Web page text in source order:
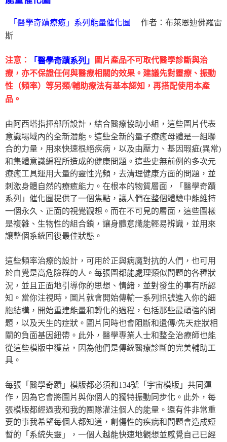
「醫學奇蹟療癒」系列能量催化圖
作者：布萊恩迪佛羅雷
斯
注意： 「醫學奇蹟系列」
圖片產品不可取代醫學診斷與治
療，亦不保證任何與醫療相關的效果。建議先對靈療、振動
性（頻率）等另類/輔助療法有基本認知，再搭配使用本產
品。
由阿西塔指揮部所設計，結合醫療協助小組，這些圖片代表
意識場域內的全新潛能。這些全新的量子療癒母體是一組聯
合的力量，用來快速根絕疾病，以及由壓力、基因瑕疵(異常)
和集體意識編程所造成的健康問題。這些史無前例的多次元
療癒工具運用大量的靈性光頻，去清理健康方面的問題，並
刺激身體自然的療癒能力。在根本的物質層面，「醫學奇蹟
系列」催化圖提供了一個焦點，讓人們在整個體驗中能維持
一個永久、正面的視覺觀想。而在不可見的層面，這些圖樣
是複雜、生物性的組合鎖，讓身體意識能輕易辨識，並用來
讓整個系統回復最佳狀態。
這些頻率治療的設計，可用於正與病魔對抗的人們，也可用
於自覺是高危險群的人。每張圖都能處理類似問題的各種狀
況，並且正面地引導你的思想、情緒，並對發生的事有所認
知。當你注視時，圖片就會開始傳輸一系列訊號進入你的細
胞結構，開始重建能量和轉化的過程，包括那些最頑強的問
題，以及天生的症狀。圖片同時也會阻斷和遺傳/先天症狀相
關的負面基因紐帶。此外，醫學專業人士和整全治療師也能
從這些模版中獲益，因為他們是傳統醫療診斷的完美輔助工
具。
每張「醫學奇蹟」模版都必須和134號「宇宙模版」共同運
作，因為它會將圖片與你個人的獨特振動同步化。此外，每
張模版都經過我和我的團隊灌注個人的能量。還有件非常重
要的事我希望每個人都知道，創傷性的疾病和問題會造成短
暫的「系統失靈」，一個人越能快速地觀想並感覺自己已經